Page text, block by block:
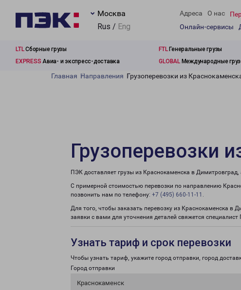
Москва
Rus / Eng
Адреса О нас
Онлайн-сервисы
LTLСборные грузы FTLГенеральные грузы
EXPRESS Авиа- и экспресс-доставка GLOBALМеждународные
Главная Направления Грузоперевозки из
Грузоперевозки
ПЭК доставляет грузы из Краснокаменска в
С примерной стоимостью перевозки по направлению
позвонить нам по телефону: +7 (495) 660-11-11 .
Для того, чтобы заказать перевозку из Краснокаменска в
заявки с вами для уточнения деталей свяжется специалист
Узнать тариф и срок перевозки
Чтобы узнать тариф, укажите город отправки, город
Город отправки
Краснокаменск